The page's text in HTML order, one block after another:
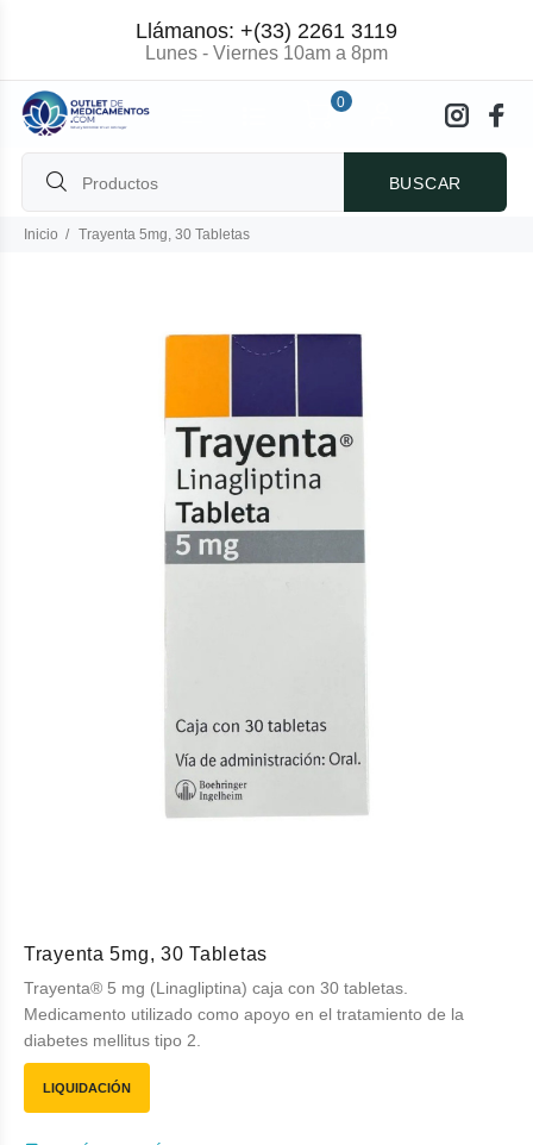
Llámanos: +(33) 2261 3119
Lunes - Viernes 10am a 8pm
0
BUSCAR
Inicio Trayenta 5mg, 30 Tabletas
Trayenta 5mg, 30 Tabletas
Trayenta® 5 mg (Linagliptina) caja con 30 tabletas.
Medicamento utilizado como apoyo en el tratamiento de la
diabetes mellitus tipo 2.
LIQUIDACIÓN